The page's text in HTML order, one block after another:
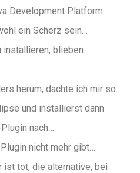
Development Platform
ein Scherz sein…
installieren, blieben
herum, dachte ich mir so..
und installierst dann
nach…
nicht mehr gibt…
ist tot, die alternative, bei